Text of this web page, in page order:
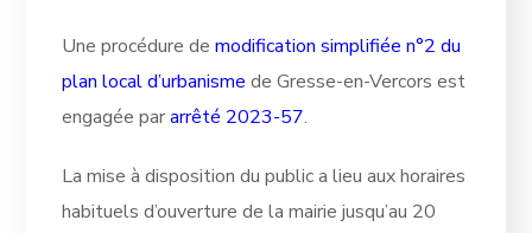
Une procédure demodification simplifiée n°2 du
plan local d’urbanisme de Gresse-en-Vercors est
engagée pararrêté 2023-57.
La mise à disposition du public a lieu aux horaires
habituels d’ouverture de la mairie jusqu’au 20